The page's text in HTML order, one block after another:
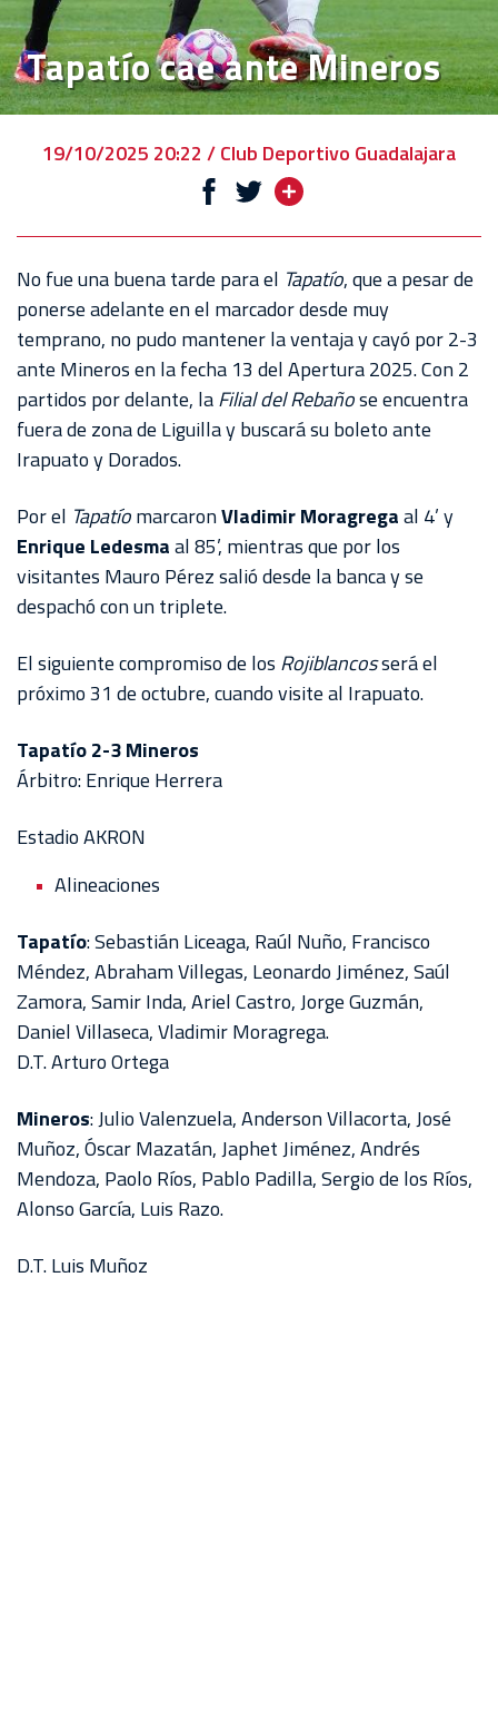
EVENTOS
DEPORTIVOS
REBAÑO
CHIVAS
CHIVASTV
ESTADIO
AKRON
TOUR
ESTADIO
AKRON
Tapatío cae ante Mineros
19/10/2025 20:22 / Club Deportivo Guadalajara
No fue una buena tarde para el Tapatío, que a pesar de
ponerse adelante en el marcador desde muy
temprano, no pudo mantener la ventaja y cayó por 2-3
ante Mineros en la fecha 13 del Apertura 2025. Con 2
partidos por delante, laFilial del Rebañose encuentra
fuera de zona de Liguilla y buscará su boleto ante
Irapuato y Dorados.
Por el TapatíomarcaronVladimir Moragregaal 4’ y
Enrique Ledesmaal 85’, mientras que por los
visitantes Mauro Pérez salió desde la banca y se
despachó con un triplete.
El siguiente compromiso de los Rojiblancosserá el
próximo 31 de octubre, cuando visite al Irapuato.
Tapatío 2-3 Mineros
Árbitro: Enrique Herrera
Estadio AKRON
Alineaciones
Tapatío: Sebastián Liceaga, Raúl Nuño, Francisco
Méndez, Abraham Villegas, Leonardo Jiménez, Saúl
Zamora, Samir Inda, Ariel Castro, Jorge Guzmán,
Daniel Villaseca, Vladimir Moragrega.
D.T. Arturo Ortega
Mineros: Julio Valenzuela, Anderson Villacorta, José
Muñoz, Óscar Mazatán, Japhet Jiménez, Andrés
Mendoza, Paolo Ríos, Pablo Padilla, Sergio de los Ríos,
Alonso García, Luis Razo.
D.T. Luis Muñoz